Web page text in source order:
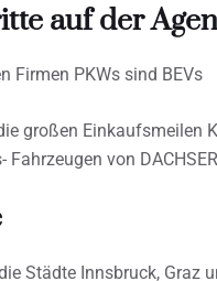
auf der
Firmen PKWs sind BEVs
großen Einkaufsmeilen
von
Städte Innsbruck, Graz